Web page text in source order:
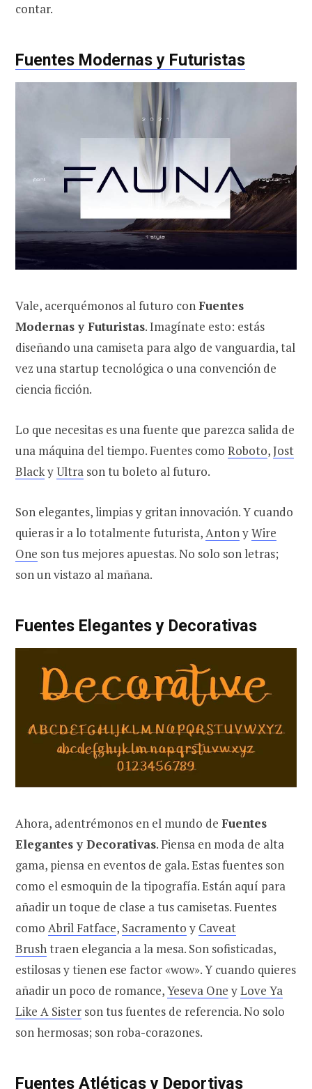
contar.
Fuentes Modernas y Futuristas
Vale, acerquémonos al futuro conFuentes
Modernas y Futuristas. Imagínate esto: estás
diseñando una camiseta para algo de vanguardia, tal
vez una startup tecnológica o una convención de
ciencia ficción.
Lo que necesitas es una fuente que parezca salida de
una máquina del tiempo. Fuentes como Roboto,Jost
BlackyUltra son tu boleto al futuro.
Son elegantes, limpias y gritan innovación. Y cuando
quieras ir a lo totalmente futurista,AntonyWire
One son tus mejores apuestas. No solo son letras;
son un vistazo al mañana.
Fuentes Elegantes y Decorativas
Ahora, adentrémonos en el mundo de Fuentes
Elegantes y Decorativas. Piensa en moda de alta
gama, piensa en eventos de gala. Estas fuentes son
como el esmoquin de la tipografía. Están aquí para
añadir un toque de clase a tus camisetas. Fuentes
como Abril Fatface, Sacramento y Caveat
Brushtraen elegancia a la mesa. Son sofisticadas,
estilosas y tienen ese factor «wow». Y cuando quieres
añadir un poco de romance,Yeseva One yLove Ya
Like A Sister son tus fuentes de referencia. No solo
son hermosas; son roba-corazones.
Fuentes Atléticas y Deportivas